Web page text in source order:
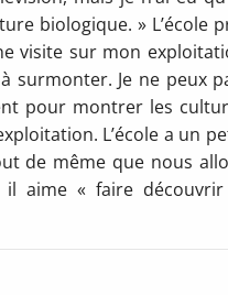
biologique. » L’école
visite sur mon
surmonter. Je ne peux
pour montrer les
L’école a un
de même que nous
il aime « faire